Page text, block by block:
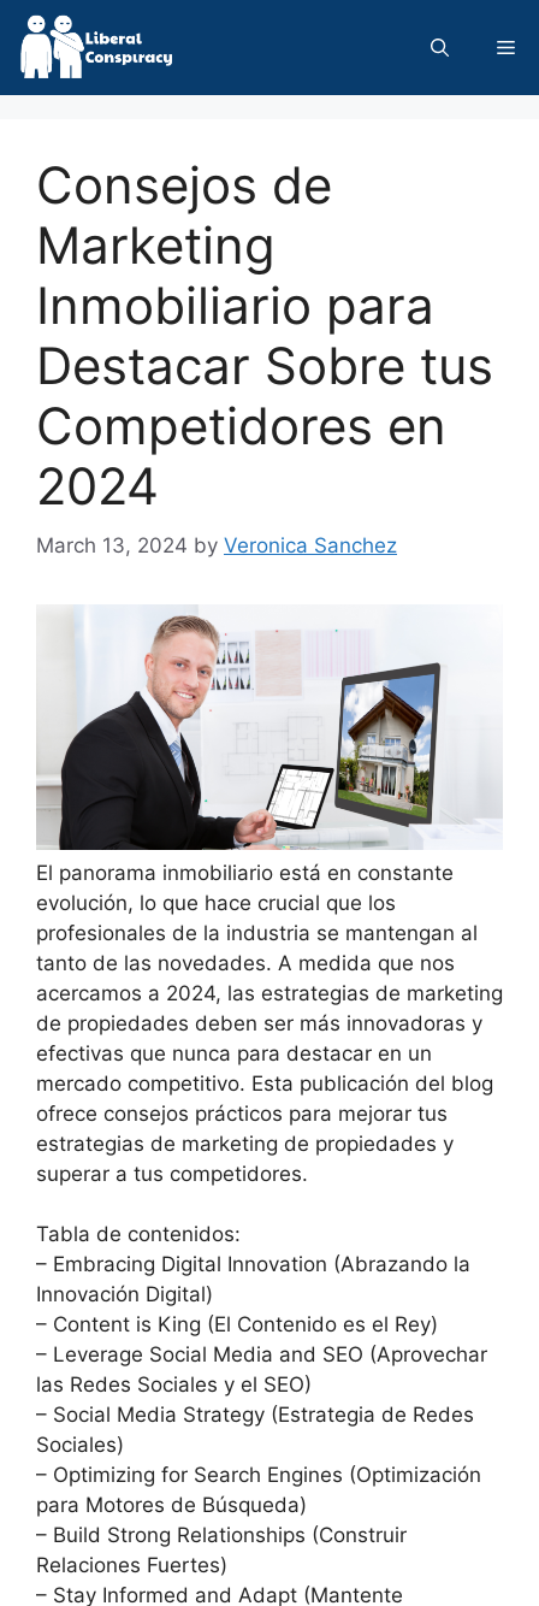
Skip
content
Consejos de
Marketing
Inmobiliario para
Destacar Sobre tus
Competidores en
2024
March 13, 2024 by Veronica Sanchez
El panorama inmobiliario está en constante
evolución, lo que hace crucial que los
profesionales de la industria se mantengan al
tanto de las novedades. A medida que nos
acercamos a 2024, las estrategias de marketing
de propiedades deben ser más innovadoras y
efectivas que nunca para destacar en un
mercado competitivo. Esta publicación del blog
ofrece consejos prácticos para mejorar tus
estrategias de marketing de propiedades y
superar a tus competidores.
Tabla de contenidos:
– Embracing Digital Innovation (Abrazando la
Innovación Digital)
– Content is King (El Contenido es el Rey)
– Leverage Social Media and SEO (Aprovechar
las Redes Sociales y el SEO)
– Social Media Strategy (Estrategia de Redes
Sociales)
– Optimizing for Search Engines (Optimización
para Motores de Búsqueda)
– Build Strong Relationships (Construir
Relaciones Fuertes)
– Stay Informed and Adapt (Mantente